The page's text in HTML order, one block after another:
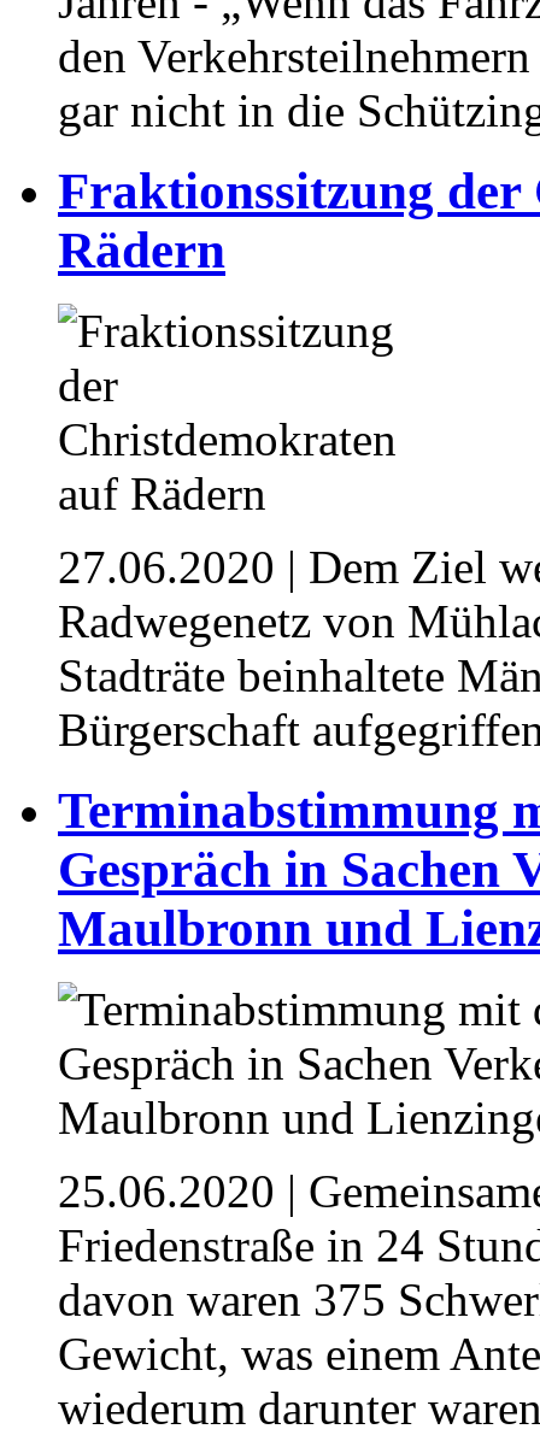
den
gar nicht in die
Fraktionssitzung
Rädern
27.06.2020 | Dem Ziel
Radwegenetz von
Stadträte beinhaltete
Bürgerschaft
Terminabstimmung
Gespräch in Sachen
Maulbronn und
25.06.2020 |
Friedenstraße in 24
davon waren 375
Gewicht, was einem
wiederum darunter